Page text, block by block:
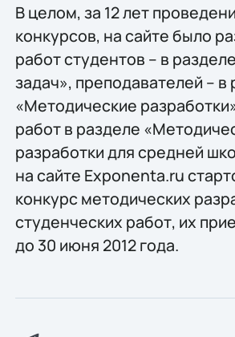
В целом, за 12 лет
конкурсов, на сайте было
работ студентов – в
задач», преподавателей – в
«Методические
работ в разделе
разработки для средней
на сайте Exponenta.ru
конкурс методических
студенческих работ, их
до 30 июня 2012 года.